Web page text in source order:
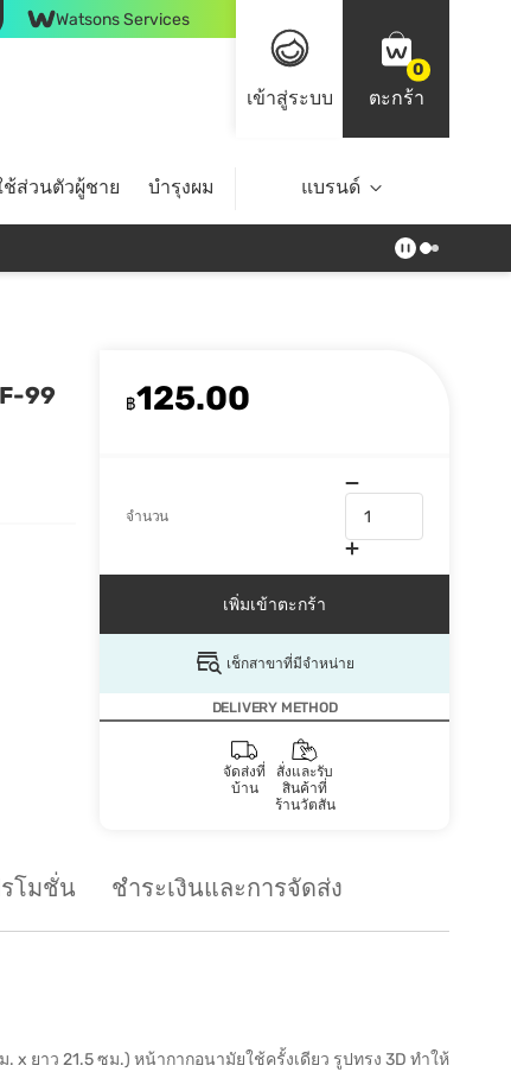
Watsons Services
เข้าสู่ระบบ
0
ตะกร้า
ช้ส่วนตัวผู้ชาย บำรุงผม ไลฟ์สไตล์ Top Brands
แบรนด์
99
฿125.00
จำนวน
เพิ่มเข้าตะกร้า
เช็กสาขาที่มีจำหน่าย
DELIVERY METHOD
จัดส่งที่
บ้าน
สั่งและรับ
สินค้าที่
ร้านวัตสัน
โมชั่น ชำระเงินและการจัดส่ง
x ยาว 21.5 ซม.) หน้ากากอนามัยใช้ครั้งเดียว รูปทรง 3D ทำให้